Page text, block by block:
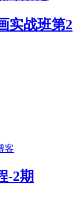
实战班第2
-2期